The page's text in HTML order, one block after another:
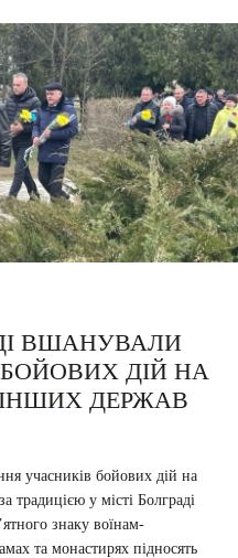
ВШАНУВАЛИ
ДІЙ НА
ІНШИХ ДЕРЖАВ
учасників бойових дій на
традицією у місті Болграді
знаку воїнам-
та монастирях підносять